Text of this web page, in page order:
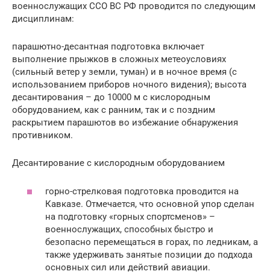
военнослужащих ССО ВС РФ проводится по следующим
дисциплинам:
парашютно-десантная подготовка включает
выполнение прыжков в сложных метеоусловиях
(сильный ветер у земли, туман) и в ночное время (с
использованием приборов ночного видения); высота
десантирования – до 10000 м с кислородным
оборудованием, как с ранним, так и с поздним
раскрытием парашютов во избежание обнаружения
противником.
Десантирование с кислородным оборудованием
горно-стрелковая подготовка проводится на
Кавказе. Отмечается, что основной упор сделан
на подготовку «горных спортсменов» –
военнослужащих, способных быстро и
безопасно перемещаться в горах, по ледникам, а
также удерживать занятые позиции до подхода
основных сил или действий авиации.